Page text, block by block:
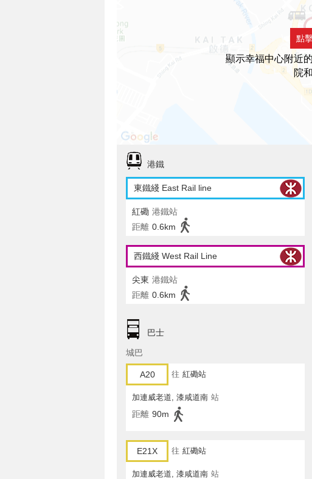
點
顯示幸福中心附近
院
港鐵
東鐵綫 East Rail line
紅磡 港鐵站
距離 0.6km
西鐵綫 West Rail Line
尖東 港鐵站
距離 0.6km
巴士
城巴
A20 往 紅磡站
加連威老道, 漆咸道南 站
距離 90m
E21X 往 紅磡站
加連威老道, 漆咸道南 站